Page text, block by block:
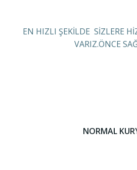
EN HIZLI ŞEKİLDE SİZLERE
VARIZ.ÖNCE
NORMAL